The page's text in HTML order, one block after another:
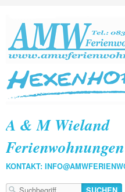
A & M Wieland
Ferienwohnungen
KONTAKT: